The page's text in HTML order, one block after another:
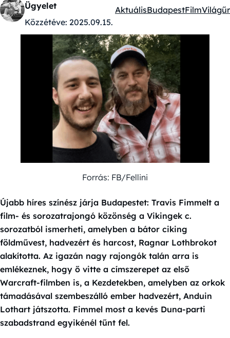
Ügyelet
Közzétéve: 2025.09.15.
Kategóriák:
AktuálisBudapestFilmVilágűr
Forrás: FB/Fellini
Újabb híres színész járja Budapestet: Travis Fimmelt a
film- és sorozatrajongó közönség a Vikingek c.
sorozatból ismerheti, amelyben a bátor ciking
földművest, hadvezért és harcost, Ragnar Lothbrokot
alakította. Az igazán nagy rajongók talán arra is
emlékeznek, hogy ő vitte a címszerepet az első
Warcraft-filmben is, a Kezdetekben, amelyben az orkok
támadásával szembeszálló ember hadvezért, Anduin
Lothart játszotta. Fimmel most a kevés Duna-parti
szabadstrand egyikénél tűnt fel.